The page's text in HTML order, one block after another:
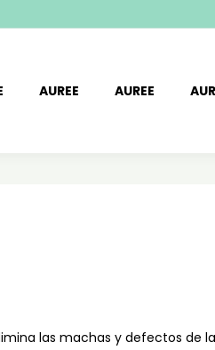
AUREE AUREE
las machas y defectos de